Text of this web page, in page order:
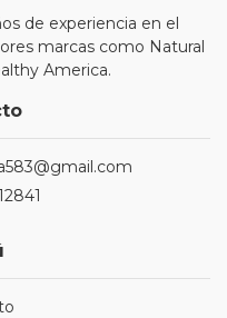
de experiencia en el
marcas como Natural
America.